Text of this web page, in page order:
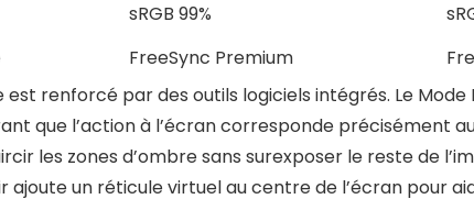
sRGB 99%
FreeSync Premium
est renforcé par des outils logiciels intégrés. Le
que l’action à l’écran corresponde précisément
les zones d’ombre sans surexposer le reste de
ajoute un réticule virtuel au centre de l’écran pour